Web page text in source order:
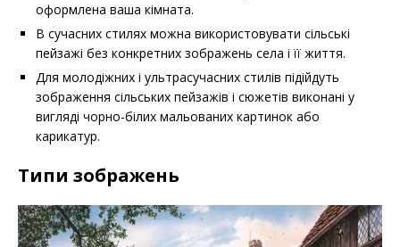
оформлена ваша кімната.
В сучасних стилях можна використовувати сільські
пейзажі без конкретних зображень села і її життя.
Для молодіжних і ультрасучасних стилів підійдуть
зображення сільських пейзажів і сюжетів виконані у
вигляді чорно-білих мальованих картинок або
карикатур.
Типи зображень